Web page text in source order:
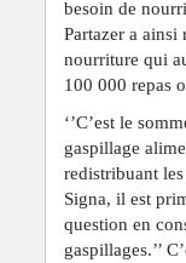
besoin de
Partazer a
nourriture qui
100 000 repas
‘’C’est le
gaspillage
redistribuant
Signa, il est
question en
gaspillages.’’